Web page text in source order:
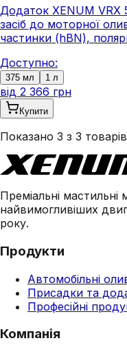
Додаток XENUM VRX
засіб до моторної
частинки (hBN),
Доступно:
375 мл 1 л
від 2 366 грн
Купити
Показано 3 з 3 товарів
Преміальні мастильні
найвимогливіших
року.
Продукти
Автомобільні
Присадки та
Професійні
Компанія